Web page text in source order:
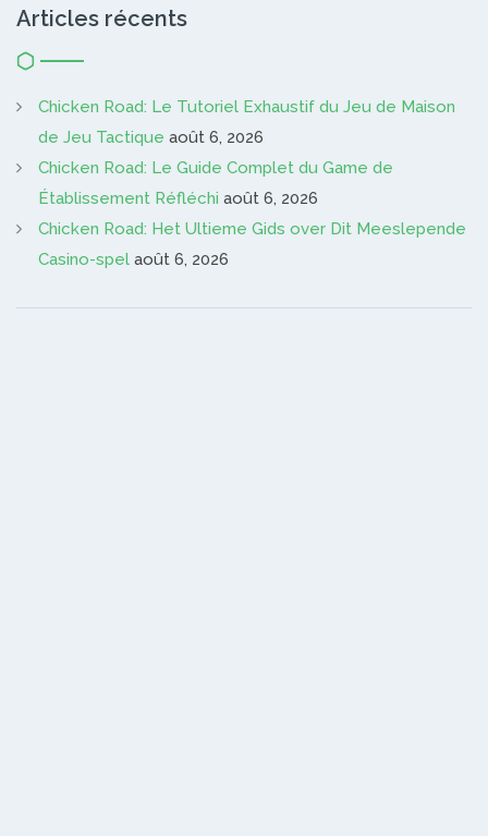
Articles récents
Chicken Road: Le Tutoriel Exhaustif du Jeu de Maison
de Jeu Tactique août 6, 2026
Chicken Road: Le Guide Complet du Game de
Établissement Réfléchi août 6, 2026
Chicken Road: Het Ultieme Gids over Dit Meeslepende
Casino-spel août 6, 2026